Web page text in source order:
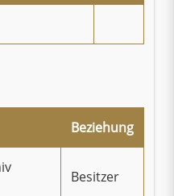
Beziehung
Besitzer